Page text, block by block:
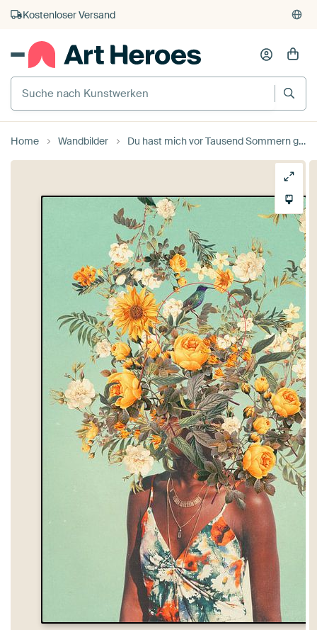
Kauf auf Rechnung
Individueller Druck auf Bestellung
Home Wandbilder Du hast mich vor Tausend Sommern geliebt von Frank Moth